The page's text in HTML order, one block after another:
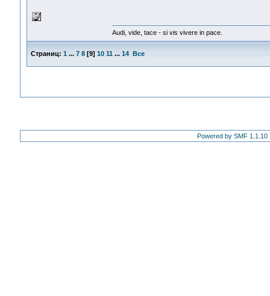
Audi, vide, tace - si vis vivere in pace.
Страниц: 1 ... 7 8[9] 10 11 ... 14 Все
Powered by SMF 1.1.10